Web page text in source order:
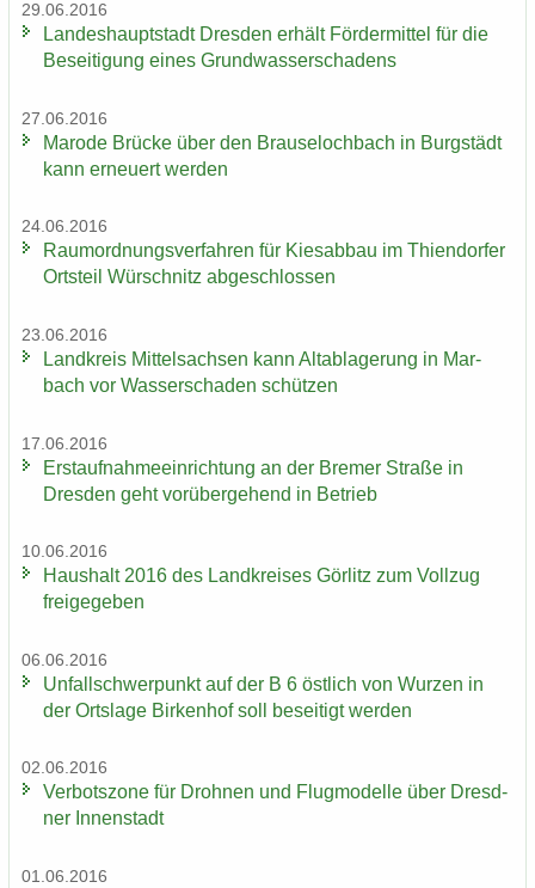
29.06.2016
Lan­des­haupt­stadt Dres­den er­hält För­der­mit­tel für die
Be­sei­ti­gung eines Grund­was­ser­scha­dens
27.06.2016
Ma­ro­de Brü­cke über den Brau­se­loch­bach in Burg­städt
kann er­neu­ert wer­den
24.06.2016
Raum­ord­nungs­ver­fah­ren für Kies­ab­bau im Thi­en­dor­fer
Orts­teil Wür­schnitz ab­ge­schlos­sen
23.06.2016
Land­kreis Mit­tel­sach­sen kann Alt­ab­la­ge­rung in Mar­
bach vor Was­ser­scha­den schüt­zen
17.06.2016
Erst­auf­nah­me­ein­rich­tung an der Bre­mer Stra­ße in
Dres­den geht vor­über­ge­hend in Be­trieb
10.06.2016
Haus­halt 2016 des Land­krei­ses Gör­litz zum Voll­zug
frei­ge­ge­ben
06.06.2016
Un­fall­schwer­punkt auf der B 6 öst­lich von Wur­zen in
der Orts­la­ge Bir­ken­hof soll be­sei­tigt wer­den
02.06.2016
Ver­bots­zo­ne für Droh­nen und Flug­mo­del­le über Dresd­
ner In­nen­stadt
01.06.2016